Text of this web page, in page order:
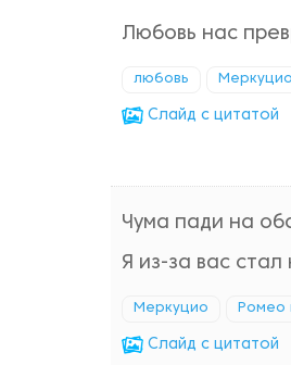
Любовь нас
любовь Меркуцио
Cлайд с цитатой
Чума пади на
Я из-за вас
Меркуцио Ромео
Cлайд с цитатой